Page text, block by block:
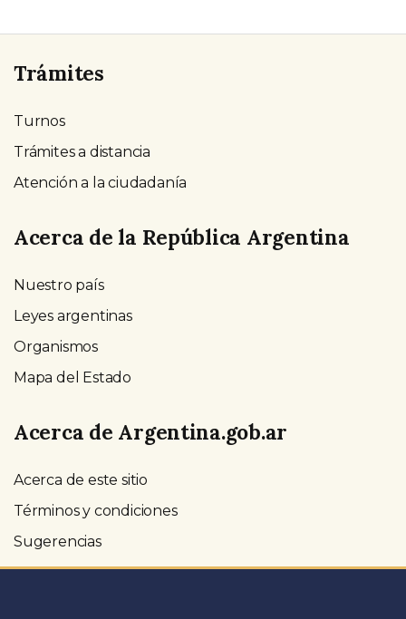
Trámites
Turnos
Trámites a distancia
Atención a la ciudadanía
Acerca de la República Argentina
Nuestro país
Leyes argentinas
Organismos
Mapa del Estado
Acerca de Argentina.gob.ar
Acerca de este sitio
Términos y condiciones
Sugerencias